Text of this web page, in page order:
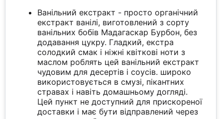
Ванільний екстракт - просто органічний
екстракт ванілі, виготовлений з сорту
ванільних бобів Мадагаскар Бурбон, без
додавання цукру. Гладкий, екстра
солодкий смак і ніжні квіткові ноти з
маслом роблять цей ванільний екстракт
чудовим для десертів і соусів. широко
використовується в смузі, пікантних
стравах і навіть домашньому догляді.
Цей пункт не доступний для прискореної
доставки і має бути відправлений через